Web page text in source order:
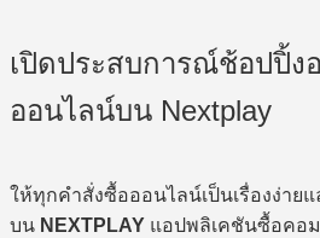
เปิดประสบการณ์ช้อปปิ้ง
ออนไลน์บน Nextplay
ให้ทุกคำสั่งซื้อออนไลน์เป็นเรื่องง่า
บน NEXTPLAY แอปพลิเคชันซื้อคอม